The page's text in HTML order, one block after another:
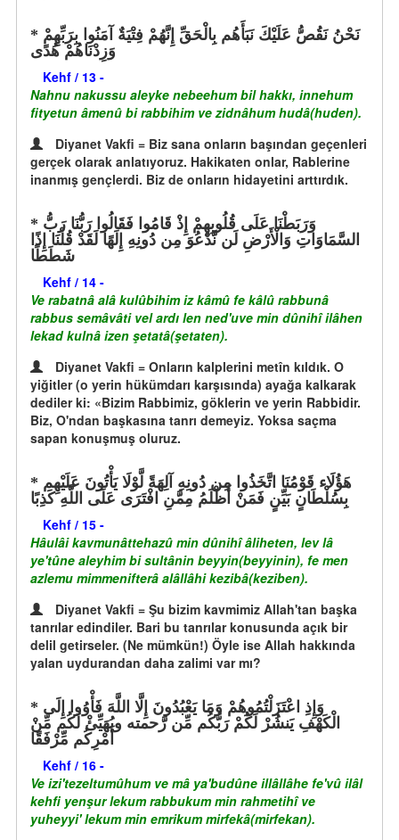
وَزِدْنَاهُمْ هُدًى
Kehf / 13 -
Nahnu nakussu aleyke nebeehum bil hakkı, innehum
fityetun âmenû bi rabbihim ve zidnâhum hudâ(huden).
Diyanet Vakfi = Biz sana onların başından geçenleri
gerçek olarak anlatıyoruz. Hakikaten onlar, Rablerine
inanmış gençlerdi. Biz de onların hidayetini arttırdık.
السَّمَاوَاتِ وَالْأَرْضِ لَن نَّدْعُوَ مِن دُونِهِ إِلَهًا لَقَدْ قُلْنَا إِذًا
شَطَطًا
Kehf / 14 -
Ve rabatnâ alâ kulûbihim iz kâmû fe kâlû rabbunâ
rabbus semâvâti vel ardı len ned'uve min dûnihî ilâhen
lekad kulnâ izen şetatâ(şetaten).
Diyanet Vakfi = Onların kalplerini metîn kıldık. O
yiğitler (o yerin hükümdarı karşısında) ayağa kalkarak
dediler ki: «Bizim Rabbimiz, göklerin ve yerin Rabbidir.
Biz, O'ndan başkasına tanrı demeyiz. Yoksa saçma
sapan konuşmuş oluruz.
بِسُلْطَانٍ بَيِّنٍ فَمَنْ أَظْلَمُ مِمَّنِ افْتَرَى عَلَى اللَّهِ كَذِبًا
Kehf / 15 -
Hâulâi kavmunâttehazû min dûnihî âliheten, lev lâ
ye'tûne aleyhim bi sultânin beyyin(beyyinin), fe men
azlemu mimmenifterâ alâllâhi kezibâ(keziben).
Diyanet Vakfi = Şu bizim kavmimiz Allah'tan başka
tanrılar edindiler. Bari bu tanrılar konusunda açık bir
delil getirseler. (Ne mümkün!) Öyle ise Allah hakkında
yalan uydurandan daha zalimi var mı?
الْكَهْفِ يَنشُرْ لَكُمْ رَبُّكُم مِّن رَّحمته ويُهَيِّئْ لَكُم مِّنْ
أَمْرِكُم مِّرْفَقًا
Kehf / 16 -
Ve izi'tezeltumûhum ve mâ ya'budûne illâllâhe fe'vû ilâl
kehfi yenşur lekum rabbukum min rahmetihî ve
yuheyyi' lekum min emrikum mirfekâ(mirfekan).